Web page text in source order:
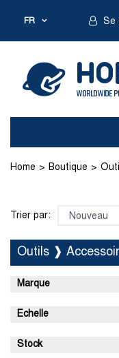
FR Se
Home Boutique
Trier par:
Outils ❱
Marque
Echelle
Stock